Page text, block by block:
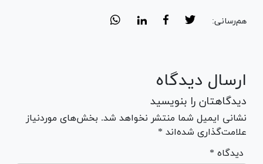
هم‌رسانی:
ارسال دیدگاه
دیدگاهتان را بنویسید
نشانی ایمیل شما منتشر نخواهد شد. بخش‌های موردنیاز
علامت‌گذاری شده‌اند *
* دیدگاه